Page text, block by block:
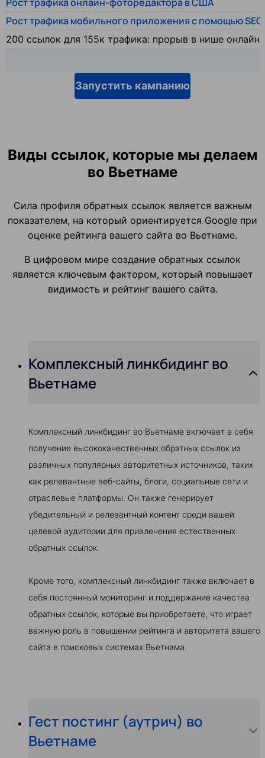
Рост трафика мобильного приложения с помощью SEO
200 ссылок для 155к трафика: прорыв в нише
Запустить кампанию
Виды ссылок, которые мы делаем
во Вьетнаме
Сила профиля обратных ссылок является важным
показателем, на который ориентируется Google при
оценке рейтинга вашего сайта во Вьетнаме.
В цифровом мире создание обратных ссылок
является ключевым фактором, который повышает
видимость и рейтинг вашего сайта.
Комплексный линкбидинг во
Вьетнаме
Комплексный линкбидинг во Вьетнаме включает в себя
получение высококачественных обратных ссылок из
различных популярных авторитетных источников, таких
как релевантные веб-сайты, блоги, социальные сети и
отраслевые платформы. Он также генерирует
убедительный и релевантный контент среди вашей
целевой аудитории для привлечения естественных
обратных ссылок.
Кроме того, комплексный линкбидинг также включает в
себя постоянный мониторинг и поддержание качества
обратных ссылок, которые вы приобретаете, что играет
важную роль в повышении рейтинга и авторитета вашего
сайта в поисковых системах Вьетнама.
Гест постинг (аутрич) во
Вьетнаме